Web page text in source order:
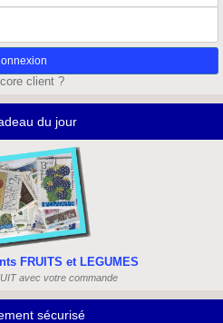
client ?
du jour
FRUITS et LEGUMES
avec votre commande
sécurisé